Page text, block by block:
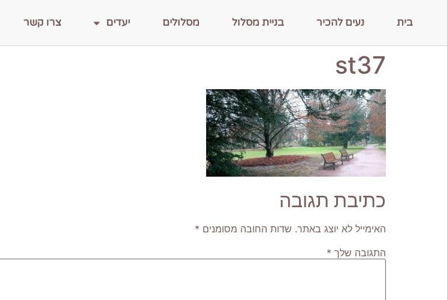
בית נעים להכיר בניית מסלול מסלולים יעדים צרו קשר
st37
כתיבת תגובה
האימייל לא יוצג באתר. שדות החובה מסומנים *
התגובה שלך *